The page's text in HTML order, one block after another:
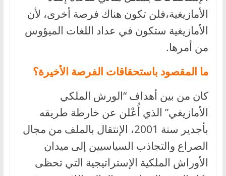
الأمازيغية،فلن تكون هناك فرصة أخرى، لأن
الأمازيغية ستكون في عداد اللغات الميؤوس
من أمرها.
ما المقصود باستحقاقات الفرصة الأخيرة؟
كان من بين أهداف “الورش الملكي
الأمازيغي” الذي أُعْلن عن خارطة طريقه
بأجدير سنة 2001، الإنتقال بالملف من مجال
الصراع والتجاذب السياسيين إلى ميدان
الأوراش الملكية الإستراتيجية التي تحظى